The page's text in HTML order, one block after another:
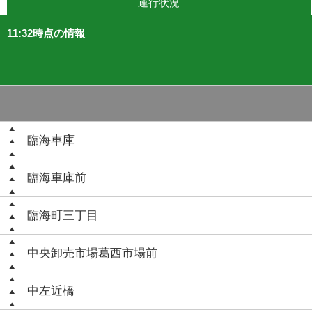
運行状況
11:32時点の情報
臨海車庫
臨海車庫前
臨海町三丁目
中央卸売市場葛西市場前
中左近橋